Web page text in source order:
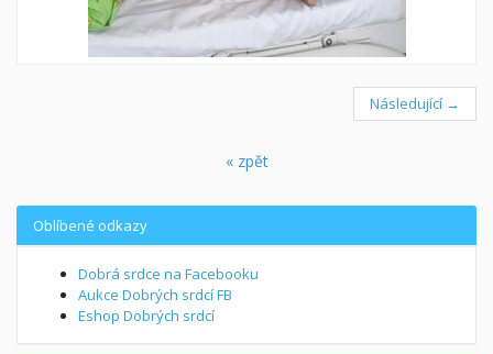
Následující →
« zpět
Oblíbené odkazy
Dobrá srdce na Facebooku
Aukce Dobrých srdcí FB
Eshop Dobrých srdcí